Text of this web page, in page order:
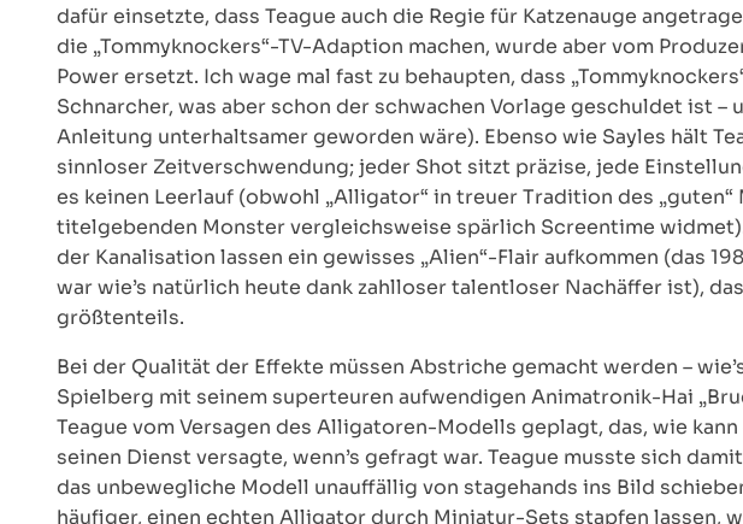
dafür einsetzte, dass Teague auch die Regie für Katzenauge
die „Tommyknockers“-TV-Adaption machen, wurde aber vom
Power ersetzt. Ich wage mal fast zu behaupten, dass
Schnarcher, was aber schon der schwachen Vorlage geschuldet ist –
Anleitung unterhaltsamer geworden wäre). Ebenso wie Sayles hält
sinnloser Zeitverschwendung; jeder Shot sitzt präzise, jede
es keinen Leerlauf (obwohl „Alligator“ in treuer Tradition des
titelgebenden Monster vergleichsweise spärlich Screentime
der Kanalisation lassen ein gewisses „Alien“-Flair aufkommen (das
war wie’s natürlich heute dank zahlloser talentloser Nachäffer ist),
größtenteils.
Bei der Qualität der Effekte müssen Abstriche gemacht werden –
Spielberg mit seinem superteuren aufwendigen Animatronik-Hai
Teague vom Versagen des Alligatoren-Modells geplagt, das, wie
seinen Dienst versagte, wenn’s gefragt war. Teague musste sich
das unbewegliche Modell unauffällig von stagehands ins Bild
häufiger, einen echten Alligator durch Miniatur-Sets stapfen lassen,